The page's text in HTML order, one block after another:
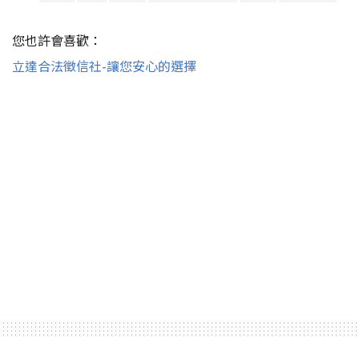
您也許會喜歡：
立達合法徵信社-讓您安心的選擇